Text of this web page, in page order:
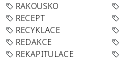
RAKOUSKO
RECEPT
RECYKLACE
REDAKCE
REKAPITULACE